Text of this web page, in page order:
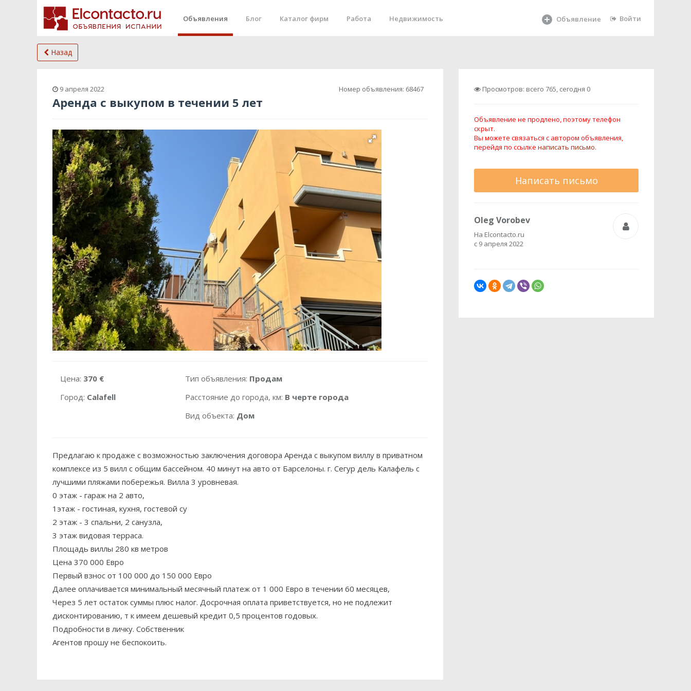
Объявления Блог Каталог фирм Работа Недвижимость Объявление Войти
Назад
9 апреля 2022 Номер объявления: 68467
Аренда с выкупом в течении 5 лет
Цена: 370 €
Город: Calafell
Тип объявления: Продам
Расстояние до города, км: В черте города
Вид объекта: Дом
Предлагаю к продаже с возможностью заключения договора Аренда с выкупом виллу в приватном
комплексе из 5 вилл с общим бассейном. 40 минут на авто от Барселоны. г. Сегур дель Калафель с
лучшими пляжами побережья. Вилла 3 уровневая.
0 этаж - гараж на 2 авто,
1этаж - гостиная, кухня, гостевой су
2 этаж - 3 спальни, 2 санузла,
3 этаж видовая терраса.
Площадь виллы 280 кв метров
Цена 370 000 Евро
Первый взнос от 100 000 до 150 000 Евро
Далее оплачивается минимальный месячный платеж от 1 000 Евро в течении 60 месяцев,
Через 5 лет остаток суммы плюс налог. Досрочная оплата приветствуется, но не подлежит
дисконтированию, т к имеем дешевый кредит 0,5 процентов годовых.
Подробности в личку. Собственник
Агентов прошу не беспокоить.
Просмотров: всего 765, сегодня 0
Объявление не продлено, поэтому телефон
скрыт.
Вы можете связаться с автором объявления,
перейдя по ссылке написать письмо.
Написать письмо
Oleg Vorobev
На Elcontacto.ru
с 9 апреля 2022